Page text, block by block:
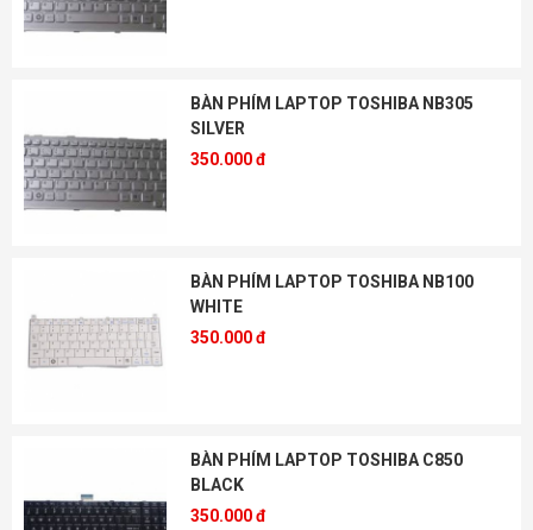
BÀN PHÍM LAPTOP TOSHIBA NB305
SILVER
350.000 đ
BÀN PHÍM LAPTOP TOSHIBA NB100
WHITE
350.000 đ
BÀN PHÍM LAPTOP TOSHIBA C850
BLACK
350.000 đ